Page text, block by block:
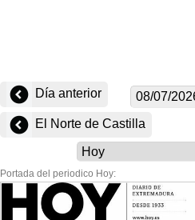
Día anterior
El Norte de Castilla
Portada del periodico Hoy: